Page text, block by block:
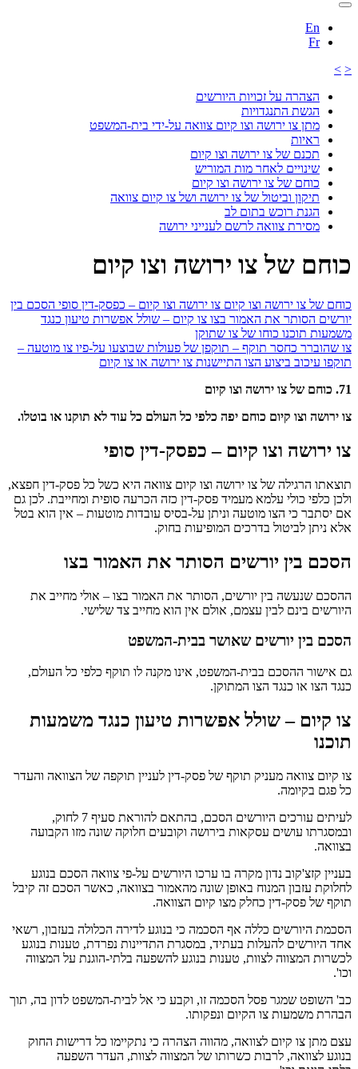
En
Fr
<
>
הצהרה על זכויות היורשים
הגשת התנגדויות
מתן צו ירושה וצו קיום צוואה על-ידי בית-המשפט
ראיות
תכנם של צו ירושה וצו קיום
שינויים לאחר מות המוריש
כוחם של צו ירושה וצו קיום
תיקון וביטול של צו ירושה ושל צו קיום צוואה
הגנת רוכש בתום לב
מסירת צוואה לרשם לענייני ירושה
כוחם של צו ירושה וצו קיום
כוחם של צו ירושה וצו קיום צו ירושה וצו קיום – כפסק-דין סופי הסכם בין
יורשים הסותר את האמור בצו צו קיום – שולל אפשרות טיעון כנגד
משמעות תוכנו כוחו של צו שתוקן
צו שהוברר כחסר תוקף – תוקפן של פעולות שבוצעו על-פיו צו מוטעה –
תוקפו עיכוב ביצוע הצו התיישנות צו ירושה או צו קיום
71. כוחם של צו ירושה וצו קיום
צו ירושה וצו קיום כוחם יפה כלפי כל העולם כל עוד לא תוקנו או בוטלו.
צו ירושה וצו קיום – כפסק-דין סופי
תוצאתו הרגילה של צו ירושה וצו קיום צוואה היא כשל כל פסק-דין חפצא,
ולכן כלפי כולי עלמא מעמיד פסק-דין כזה הכרעה סופית ומחייבת. לכן גם
אם יסתבר כי הצו מוטעה וניתן על-בסיס עובדות מוטעות – אין הוא בטל
אלא ניתן לביטול בדרכים המופיעות בחוק.
הסכם בין יורשים הסותר את האמור בצו
ההסכם שנעשה בין יורשים, הסותר את האמור בצו – אולי מחייב את
היורשים בינם לבין עצמם, אולם אין הוא מחייב צד שלישי.
הסכם בין יורשים שאושר בבית-המשפט
גם אישור ההסכם בבית-המשפט, אינו מקנה לו תוקף כלפי כל העולם,
כנגד הצו או כנגד הצו המתוקן.
צו קיום – שולל אפשרות טיעון כנגד משמעות
תוכנו
צו קיום צוואה מעניק תוקף של פסק-דין לעניין תוקפה של הצוואה והעדר
כל פגם בקיומה.
לעיתים עורכים היורשים הסכם, בהתאם להוראת סעיף 7 לחוק,
ובמסגרתו עושים עסקאות בירושה וקובעים חלוקה שונה מזו הקבועה
בצוואה.
בעניין קזצ'קוב נדון מקרה בו ערכו היורשים על-פי צוואה הסכם בנוגע
לחלוקת עזבון המנוח באופן שונה מהאמור בצוואה, כאשר הסכם זה קיבל
תוקף של פסק-דין כחלק מצו קיום הצוואה.
הסכמת היורשים כללה אף הסכמה כי בנוגע לדירה הכלולה בעזבון, רשאי
אחד היורשים להעלות בעתיד, במסגרת התדיינות נפרדת, טענות בנוגע
לכשרות המצווה לצוות, טענות בנוגע להשפעה בלתי-הוגנת על המצווה
וכו'.
כב' השופט שמגר פסל הסכמה זו, וקבע כי אל לבית-המשפט לדון בה, תוך
הבהרת משמעות צו הקיום ונפקותו.
עצם מתן צו קיום לצוואה, מהווה הצהרה כי נתקיימו כל דרישות החוק
בנוגע לצוואה, לרבות כשרותו של המצווה לצוות, העדר השפעה